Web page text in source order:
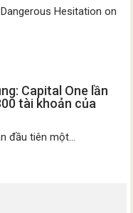
Hesitation on
Capital One lần
tài khoản của
đầu tiên một...